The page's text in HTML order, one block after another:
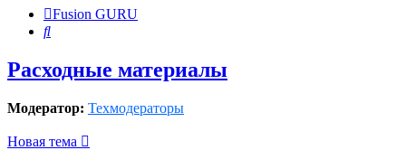
Fusion GURU
Поиск
Расходные материалы
Модератор: Техмодераторы
Новая тема